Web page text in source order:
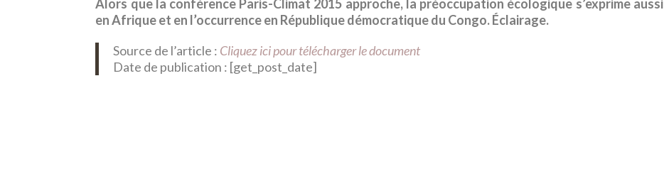
Alors que la conférence Paris-Climat 2015 approche, la préoccupation écologique s’exprime aussi
en Afrique et en l’occurrence en République démocratique du Congo. Éclairage.
Source de l’article : Cliquez ici pour télécharger le document
Date de publication : [get_post_date]